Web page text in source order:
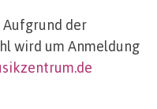
der
wird um Anmeldung